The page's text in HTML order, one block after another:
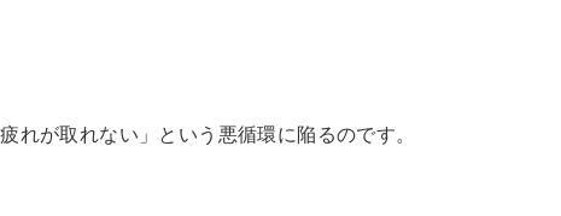
れが取れない」という悪循環に陥るのです。